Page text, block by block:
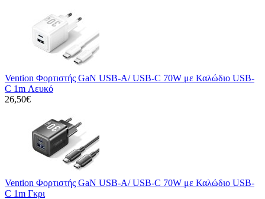
Vention Φορτιστής GaN USB-A/ USB-C 70W με Καλώδιο USB-
C 1m Λευκό
26,50€
Vention Φορτιστής GaN USB-A/ USB-C 70W με Καλώδιο USB-
C 1m Γκρι